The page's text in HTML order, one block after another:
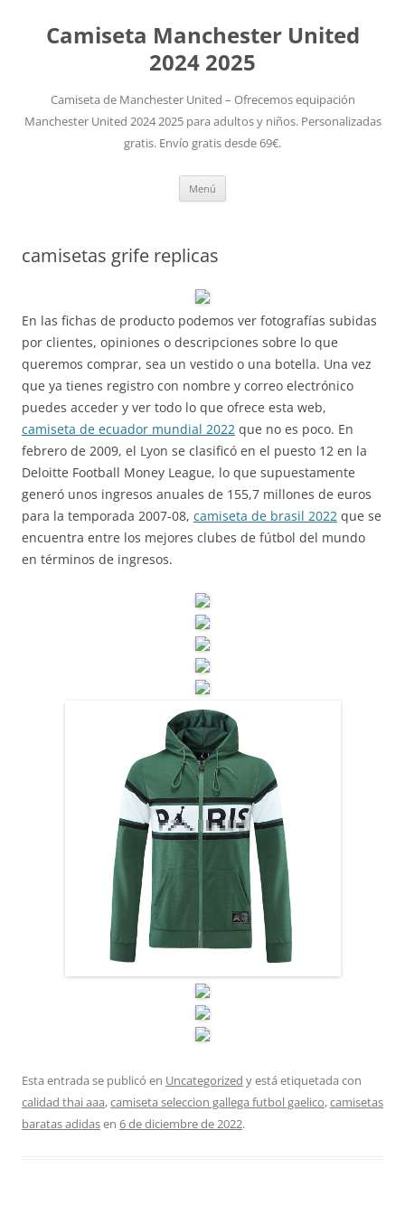
Camiseta Manchester United
2024 2025
Camiseta de Manchester United – Ofrecemos equipación
Manchester United 2024 2025 para adultos y niños. Personalizadas
gratis. Envío gratis desde 69€.
Menú
camisetas grife replicas
En las fichas de producto podemos ver fotografías subidas
por clientes, opiniones o descripciones sobre lo que
queremos comprar, sea un vestido o una botella. Una vez
que ya tienes registro con nombre y correo electrónico
puedes acceder y ver todo lo que ofrece esta web,
camiseta de ecuador mundial 2022 que no es poco. En
febrero de 2009, el Lyon se clasificó en el puesto 12 en la
Deloitte Football Money League, lo que supuestamente
generó unos ingresos anuales de 155,7 millones de euros
para la temporada 2007-08, camiseta de brasil 2022 que se
encuentra entre los mejores clubes de fútbol del mundo
en términos de ingresos.
Esta entrada se publicó en Uncategorized y está etiquetada con
calidad thai aaa,camiseta seleccion gallega futbol gaelico,camisetas
baratas adidasen 6 de diciembre de 2022.